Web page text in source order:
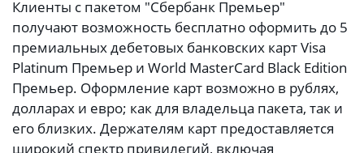
Клиенты с пакетом "Сбербанк Премьер"
получают возможность бесплатно оформить до 5
премиальных дебетовых банковских карт Visa
Platinum Премьер и World MasterCard Black Edition
Премьер. Оформление карт возможно в рублях,
долларах и евро; как для владельца пакета, так и
его близких. Держателям карт предоставляется
широкий спектр привилегий, включая